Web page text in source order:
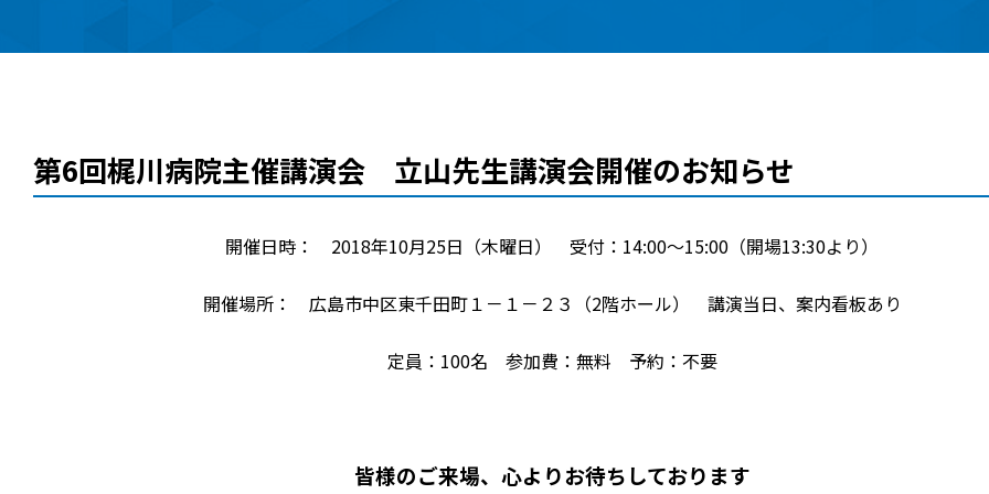
第6回梶川病院主催講演会 立山先生講演会開催のお知らせ
開催日時： 2018年10月25日（木曜日） 受付：14:00～15:00（開場13:30より）
開催場所： 広島市中区東千田町１－１－２３（2階ホール） 講演当日、案内看板あり
定員：100名 参加費：無料 予約：不要
皆様のご来場、心よりお待ちしております